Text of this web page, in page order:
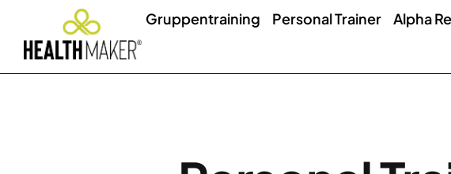
Gruppentraining Personal Trainer Alpha